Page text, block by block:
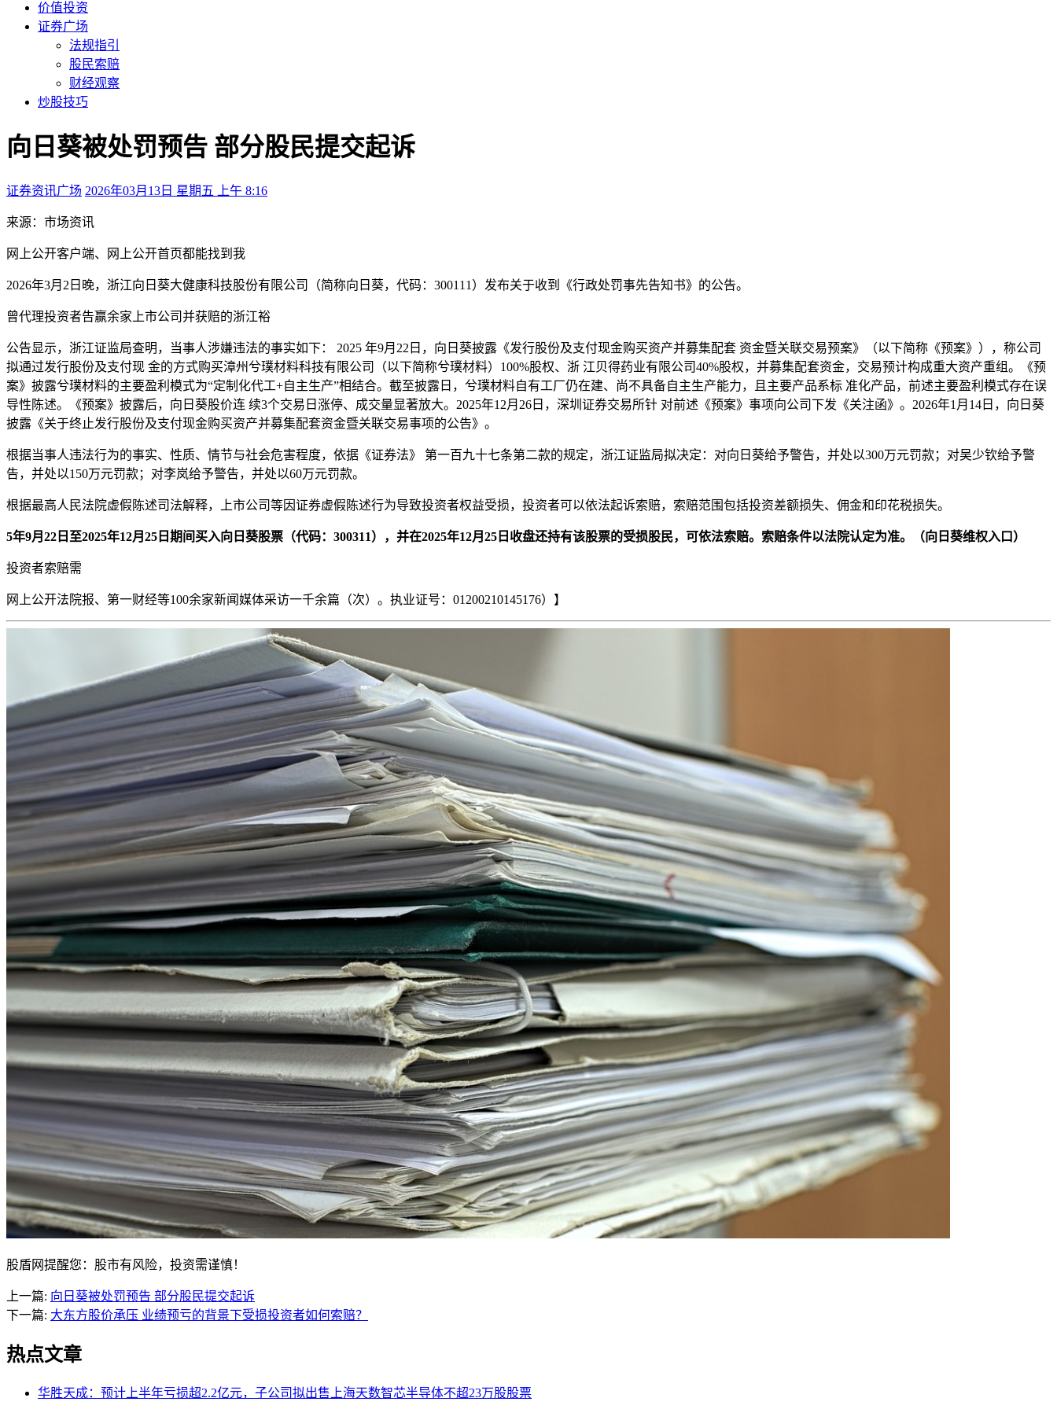
价值投资
证券广场
法规指引
股民索赔
财经观察
炒股技巧
向日葵被处罚预告 部分股民提交起诉
证券资讯广场 2026年03月13日 星期五 上午 8:16
来源：市场资讯
网上公开客户端、 网上公开首页都能找到我
2026年3月2日晚，浙江向日葵大健康科技股份有限公司（简称向日葵，代码：300111）发布关于收到《行政处罚事先告知书》的公告。
曾代理投资者告赢余家上市公司并获赔的浙江裕
公告显示，浙江证监局查明，当事人涉嫌违法的事实如下： 2025 年9月22日，向日葵披露《发行股份及支付现金购买资产并募集配套 资金暨关联交易预案》（以下简称《预案》），称公司
拟通过发行股份及支付现 金的方式购买漳州兮璞材料科技有限公司（以下简称兮璞材料）100%股权、浙 江贝得药业有限公司40%股权，并募集配套资金，交易预计构成重大资产重组。《预
案》披露兮璞材料的主要盈利模式为“定制化代工+自主生产”相结合。截至披露日，兮璞材料自有工厂仍在建、尚不具备自主生产能力，且主要产品系标 准化产品，前述主要盈利模式存在误
导性陈述。《预案》披露后，向日葵股价连 续3个交易日涨停、成交量显著放大。2025年12月26日，深圳证券交易所针 对前述《预案》事项向公司下发《关注函》。2026年1月14日，向日葵
披露《关于终止发行股份及支付现金购买资产并募集配套资金暨关联交易事项的公告》。
根据当事人违法行为的事实、性质、情节与社会危害程度，依据《证券法》 第一百九十七条第二款的规定，浙江证监局拟决定：对向日葵给予警告，并处以300万元罚款；对吴少钦给予警
告，并处以150万元罚款；对李岚给予警告，并处以60万元罚款。
根据最高人民法院虚假陈述司法解释，上市公司等因证券虚假陈述行为导致投资者权益受损，投资者可以依法起诉索赔，索赔范围包括投资差额损失、佣金和印花税损失。
5年9月22日至2025年12月25日期间买入向日葵股票（代码：300311），并在2025年12月25日收盘还持有该股票的受损股民，可依法索赔。索赔条件以法院认定为准。（向日葵维权入口）
投资者索赔需
网上公开法院报、第一财经等100余家新闻媒体采访一千余篇（次）。执业证号：01200210145176）】
股盾网提醒您：股市有风险，投资需谨慎！
上一篇: 向日葵被处罚预告 部分股民提交起诉
下一篇: 大东方股价承压 业绩预亏的背景下受损投资者如何索赔？
热点文章
华胜天成：预计上半年亏损超2.2亿元，子公司拟出售上海天数智芯半导体不超23万股股票